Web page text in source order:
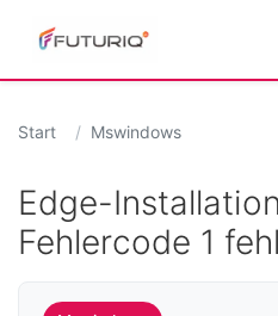
Start Mswindows
Edge-
Fehlercode 1